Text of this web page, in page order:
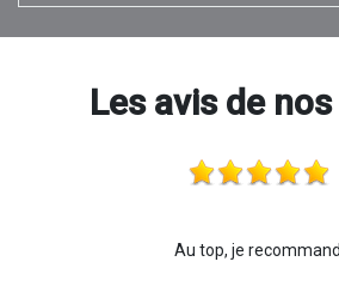
Les avis de
Au top, je